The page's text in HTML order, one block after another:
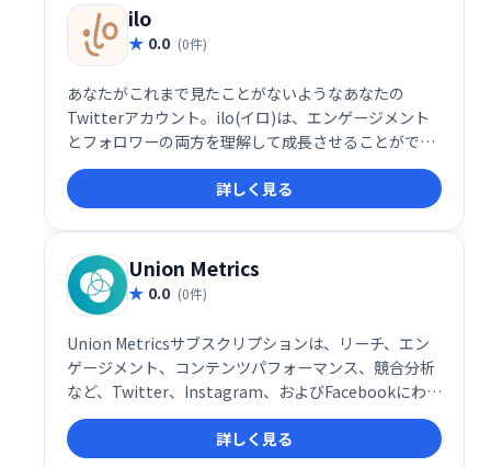
ilo
0.0 (0件)
あなたがこれまで見たことがないようなあなたの
Twitterアカウント。ilo(イロ)は、エンゲージメント
とフォロワーの両方を理解して成長させることができ
るように、有用なメトリックを表示します。
詳しく見る
Union Metrics
0.0 (0件)
Union Metricsサブスクリプションは、リーチ、エン
ゲージメント、コンテンツパフォーマンス、競合分析
など、Twitter、Instagram、およびFacebookにわた
るソーシャル投稿に関する詳細な分析を提供します。
あなたにとって重要なすべてのトピックとプロファイ
詳しく見る